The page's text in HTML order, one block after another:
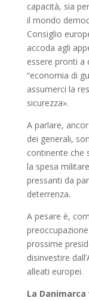
capacità, sia
il mondo
Consiglio
accoda agli
essere pronti a
“economia di
assumerci la
sicurezza».
A parlare,
dei generali,
continente che
la spesa
pressanti da
deterrenza.
A pesare è,
prossime
disinvestire
alleati europei.
La